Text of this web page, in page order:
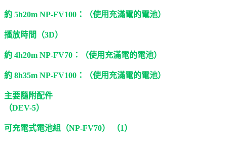
約 5h20m NP-FV100：（使用充滿電的電池）
播放時間（3D）
約 4h20m NP-FV70：（使用充滿電的電池）
約 8h35m NP-FV100：（使用充滿電的電池）
主要隨附配件
（DEV-5）
可充電式電池組（NP-FV70） （1）